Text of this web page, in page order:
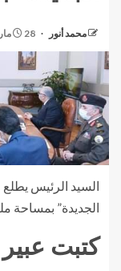
محمد أنور 28 مارس، 2021
السيد الرئيس
الجديدة” بمساحة
كتبت